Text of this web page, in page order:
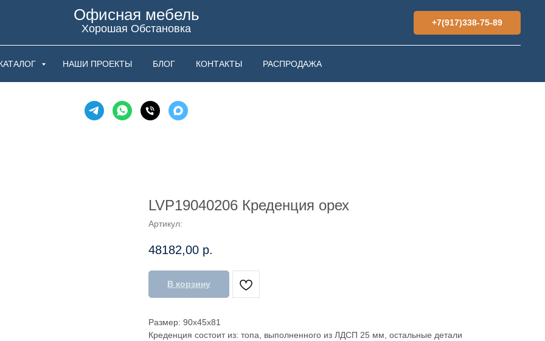
Офисная мебель
Хорошая Обстановка +7(917)338-75-89
НАШИ ПРОЕКТЫ БЛОГ КОНТАКТЫ РАСПРОДАЖА
LVP19040206 Креденция орех
Артикул:
48182,00 р.
В корзину
Размер: 90x45x81
Креденция состоит из: топа, выполненного из ЛДСП 25 мм, остальные детали